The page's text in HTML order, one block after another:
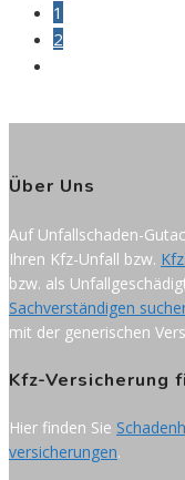
1
2
Seite
Über Uns
Auf Unfallschaden-
Ihren Kfz-Unfall bzw.
bzw. als
Sachverständigen
mit der generischen
Kfz-Versicherung
Hier finden Sie
versicherungen.